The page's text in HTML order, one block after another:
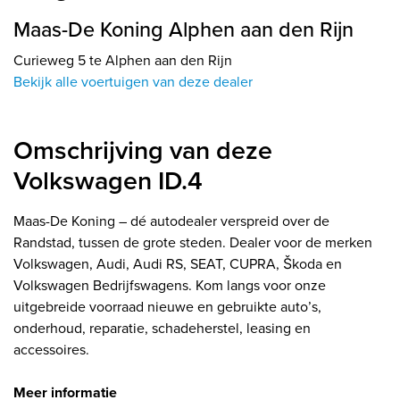
Maas-De Koning Alphen aan den Rijn
Curieweg 5 te Alphen aan den Rijn
Bekijk alle voertuigen van deze dealer
Omschrijving van deze
Volkswagen ID.4
Maas-De Koning – dé autodealer verspreid over de
Randstad, tussen de grote steden. Dealer voor de merken
Volkswagen, Audi, Audi RS, SEAT, CUPRA, Škoda en
Volkswagen Bedrijfswagens. Kom langs voor onze
uitgebreide voorraad nieuwe en gebruikte auto’s,
onderhoud, reparatie, schadeherstel, leasing en
accessoires.
Meer informatie